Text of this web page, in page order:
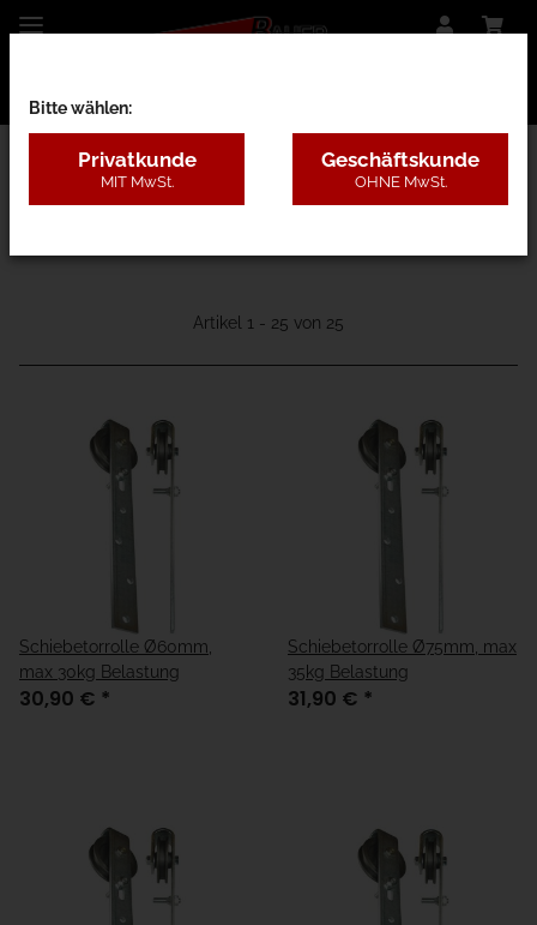
13G - Scheunentor
Artikel 1 - 25 von 25
Schiebetorrolle Ø60mm,
max 30kg Belastung
30,90 € *
Schiebetorrolle Ø75mm, max
35kg Belastung
31,90 € *
Bitte wählen:
Privatkunde
MIT MwSt.
Geschäftskunde
OHNE MwSt.